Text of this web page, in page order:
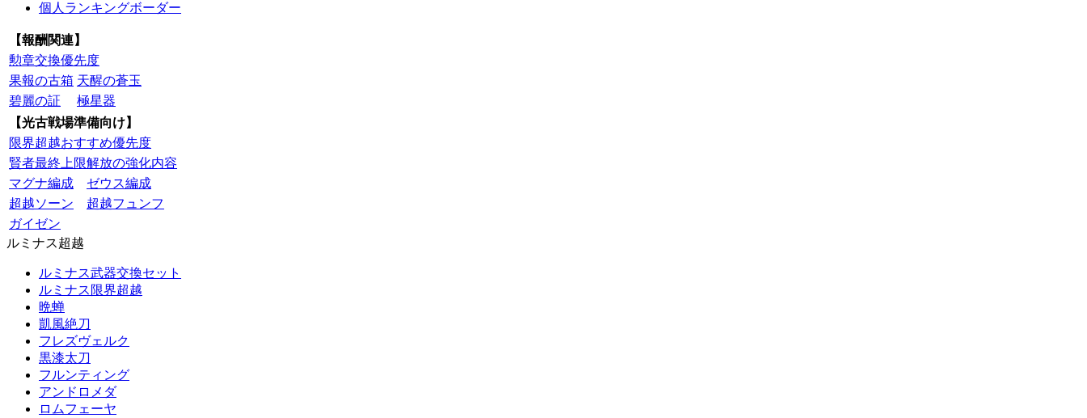
個人ランキングボーダー
【報酬関連】
勲章交換優先度
果報の古箱 天醒の蒼玉
碧麗の証
極星器
【光古戦場準備向け】
限界超越おすすめ優先度
賢者最終上限解放の強化内容
マグナ編成
ゼウス編成
超越ソーン
超越フュンフ
ガイゼン
ルミナス超越
ルミナス武器交換セット
ルミナス限界超越
晩蝉
凱風絶刀
フレズヴェルク
黒漆太刀
フルンティング
アンドロメダ
ロムフェーヤ